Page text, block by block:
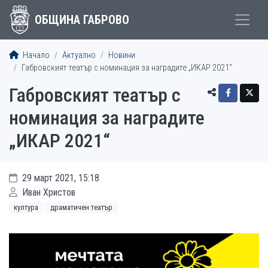
ОБЩИНА ГАБРОВО
Начало Актуално
Новини
Габровският театър с номинация за наградите „ИКАР 2021“
Габровският театър с
номинация за наградите
„ИКАР 2021“
29 март 2021, 15:18
Иван Христов
култура драматичен театър